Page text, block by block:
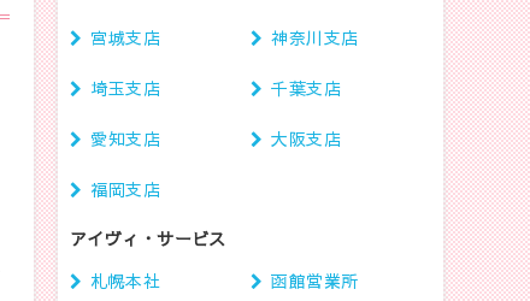
宮城支店 神奈川支店
埼玉支店 千葉支店
愛知支店 大阪支店
福岡支店
アイヴィ・サービス
札幌本社
函館営業所